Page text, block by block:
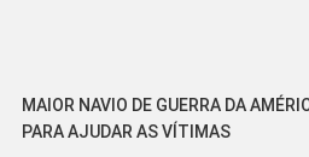
MAIOR NAVIO DE GUERRA DA
PARA AJUDAR AS VÍTIMAS